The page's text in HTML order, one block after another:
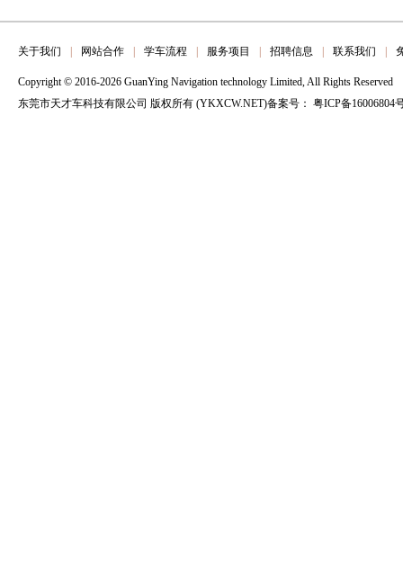
关于我们 网站合作 学车流程 服务项目 招聘信息 联系我们
Copyright © 2016-2026 GuanYing Navigation technology Limited, All Rights Reserved
东莞市天才车科技有限公司 版权所有 (YKXCW.NET)备案号： 粤ICP备16006804